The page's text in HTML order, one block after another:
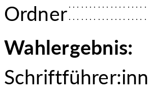
Ordner
Wahlergebnis: